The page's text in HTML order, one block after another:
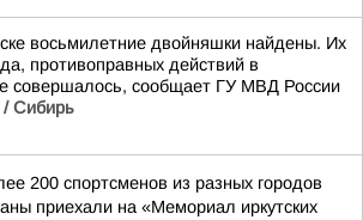
восьмилетние двойняшки найдены. Их
противоправных действий в
совершалось, сообщает ГУ МВД России
Сибирь
200 спортсменов из разных городов
приехали на «Мемориал иркутских